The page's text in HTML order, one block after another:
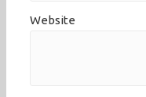
Website